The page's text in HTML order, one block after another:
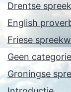
Drentse
English
Friese
Geen categorie
Groningse